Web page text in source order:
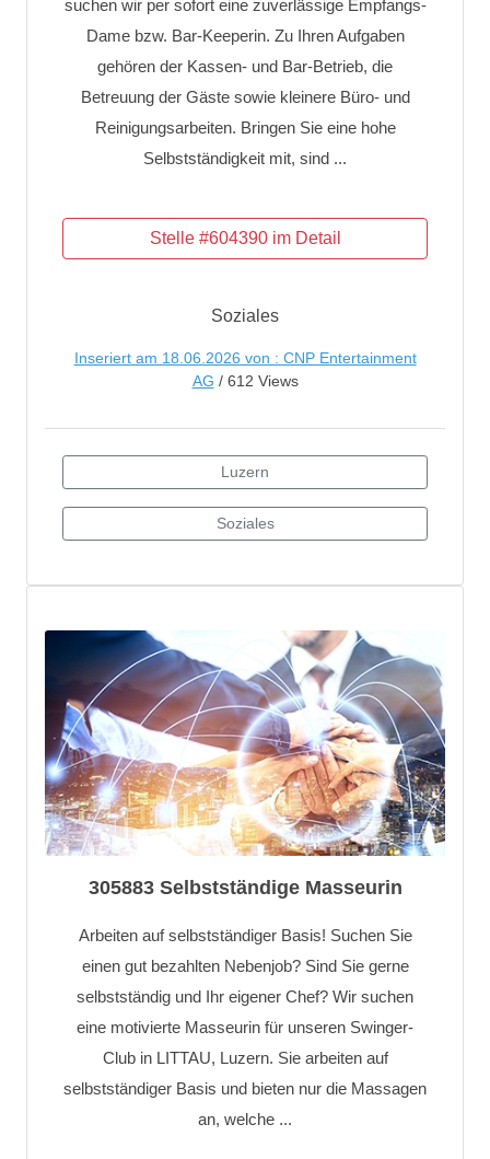
suchen wir per sofort eine zuverlässige Empfangs-
Dame bzw. Bar-Keeperin. Zu Ihren Aufgaben
gehören der Kassen- und Bar-Betrieb, die
Betreuung der Gäste sowie kleinere Büro- und
Reinigungsarbeiten. Bringen Sie eine hohe
Selbstständigkeit mit, sind ...
Soziales
Inseriert am 18.06.2026 von : CNP Entertainment
AG / 612 Views
305883 Selbstständige Masseurin
Arbeiten auf selbstständiger Basis! Suchen Sie
einen gut bezahlten Nebenjob? Sind Sie gerne
selbstständig und Ihr eigener Chef? Wir suchen
eine motivierte Masseurin für unseren Swinger-
Club in LITTAU, Luzern. Sie arbeiten auf
selbstständiger Basis und bieten nur die Massagen
an, welche ...